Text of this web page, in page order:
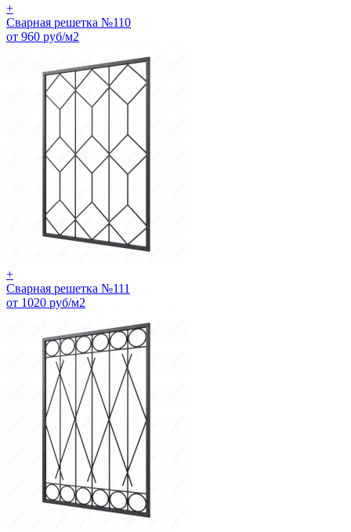
+
Сварная решетка №110
от 960 руб/м2
+
Сварная решетка №111
от 1020 руб/м2